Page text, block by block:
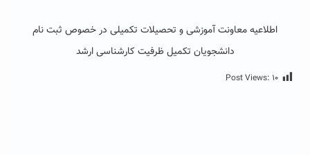
اطلاعیه معاونت آموزشی و تحصیلات تکمیلی در خصوص ثبت نام
دانشجویان تکمیل ظرفیت کارشناسی ارشد
Post Views: ۱۰